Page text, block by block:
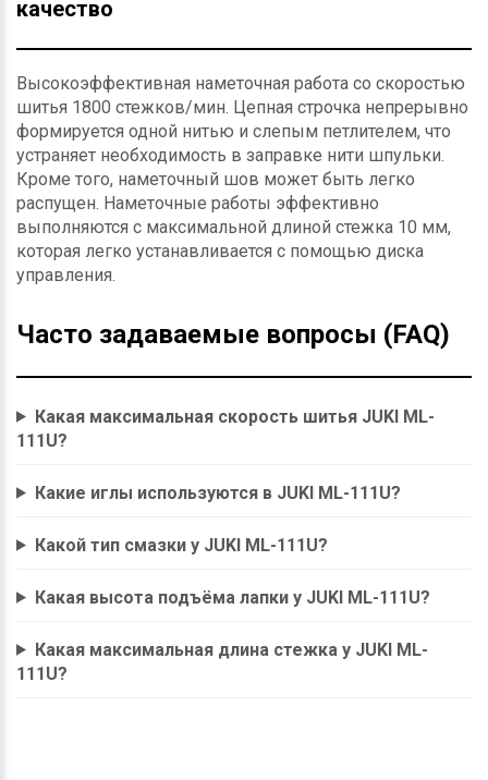
качество
Высокоэффективная наметочная работа со скоростью
шитья 1800 стежков/мин. Цепная строчка непрерывно
формируется одной нитью и слепым петлителем, что
устраняет необходимость в заправке нити шпульки.
Кроме того, наметочный шов может быть легко
распущен. Наметочные работы эффективно
выполняются с максимальной длиной стежка 10 мм,
которая легко устанавливается с помощью диска
управления.
Часто задаваемые вопросы (FAQ)
Какая максимальная скорость шитья JUKI ML-
111U?
Какие иглы используются в JUKI ML-111U?
Какой тип смазки у JUKI ML-111U?
Какая высота подъёма лапки у JUKI ML-111U?
Какая максимальная длина стежка у JUKI ML-
111U?